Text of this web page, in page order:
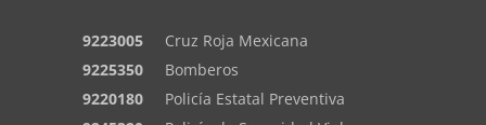
9223005
Cruz Roja Mexicana
9225350
Bomberos
9220180
Policía Estatal Preventiva